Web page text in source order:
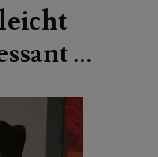
…